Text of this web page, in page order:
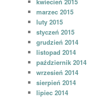
marzec 2015
luty 2015
styczeń 2015
grudzień 2014
listopad 2014
październik 2014
wrzesień 2014
sierpień 2014
lipiec 2014